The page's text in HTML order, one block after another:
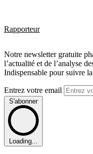
Rapporteur
Notre newsletter gratuite
l’actualité et de l’analyse
Indispensable pour suivre
Entrez votre email
S'abonner
Loading...